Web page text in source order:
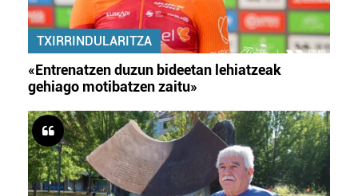
TXIRRINDULARITZA
«Entrenatzen duzun bideetan lehiatzeak
gehiago motibatzen zaitu»